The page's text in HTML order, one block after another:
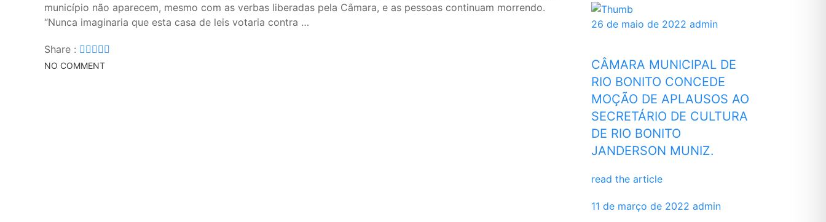
município não aparecem, mesmo com as verbas liberadas pela Câmara, e as pessoas continuam morrendo.
“Nunca imaginaria que esta casa de leis votaria contra …
Share :
NO COMMENT
26 de maio de 2022 admin
CÂMARA MUNICIPAL DE
RIO BONITO CONCEDE
MOÇÃO DE APLAUSOS AO
SECRETÁRIO DE CULTURA
DE RIO BONITO
JANDERSON MUNIZ.
read the article
11 de março de 2022 admin